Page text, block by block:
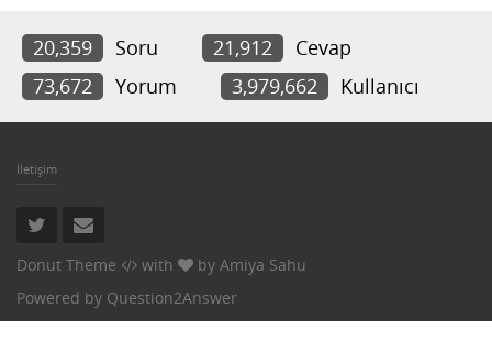
20,359 Soru 21,912
Cevap
73,672
Yorum 3,979,662 Kullanıcı
İletişim
Donut Theme with by Amiya Sahu
Powered by Question2Answer